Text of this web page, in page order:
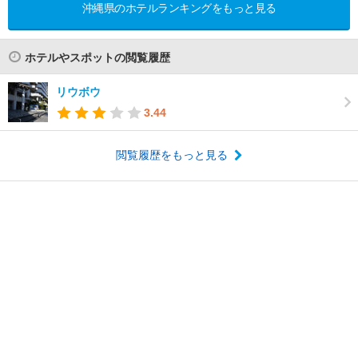
沖縄県のホテルランキングをもっと見る
ホテルやスポットの閲覧履歴
リウボウ
3.44
閲覧履歴をもっと見る